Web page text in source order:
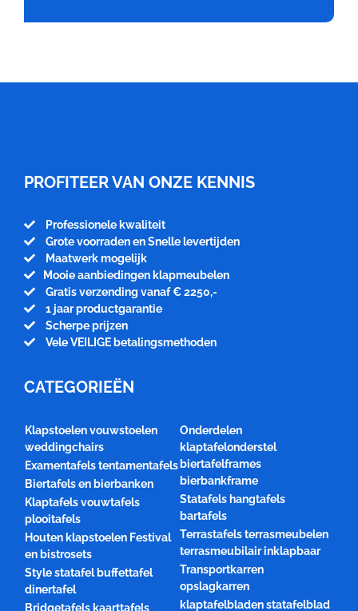
PROFITEER VAN ONZE KENNIS
Professionele kwaliteit
Grote voorraden en Snelle levertijden
Maatwerk mogelijk
Mooie aanbiedingen klapmeubelen
Gratis verzending vanaf € 2250,-
1 jaar productgarantie
Scherpe prijzen
Vele VEILIGE betalingsmethoden
CATEGORIEËN
Klapstoelen vouwstoelen
weddingchairs
Examentafels tentamentafels
Biertafels en bierbanken
Klaptafels vouwtafels
plooitafels
Houten klapstoelen Festival
en bistrosets
Style statafel buffettafel
dinertafel
Bridgetafels kaarttafels
Onderdelen
klaptafelonderstel
biertafelframes
bierbankframe
Statafels hangtafels
bartafels
Terrastafels terrasmeubelen
terrasmeubilair inklapbaar
Transportkarren
opslagkarren
klaptafelbladen statafelblad